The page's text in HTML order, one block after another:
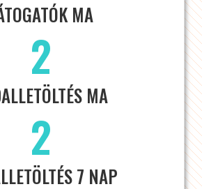
MA
2
MA
2
7 NAP